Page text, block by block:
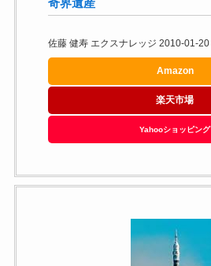
奇界遺産
佐藤 健寿 エクスナレッジ 2010-01-20
Amazon
楽天市場
Yahooショッピング